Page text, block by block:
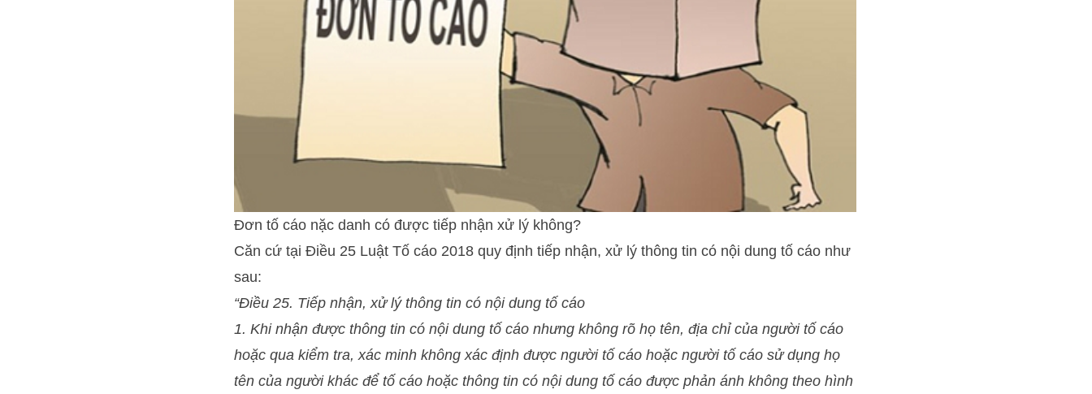
Đơn tố cáo nặc danh có được tiếp nhận xử lý không?
Căn cứ tại Điều 25 Luật Tố cáo 2018 quy định tiếp nhận, xử lý thông tin có nội dung tố cáo như
sau:
“Điều 25. Tiếp nhận, xử lý thông tin có nội dung tố cáo
1. Khi nhận được thông tin có nội dung tố cáo nhưng không rõ họ tên, địa chỉ của người tố cáo
hoặc qua kiểm tra, xác minh không xác định được người tố cáo hoặc người tố cáo sử dụng họ
tên của người khác để tố cáo hoặc thông tin có nội dung tố cáo được phản ánh không theo hình